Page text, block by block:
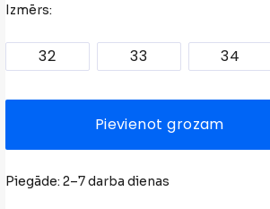
Izmērs:
32 33 34
Pievienot grozam
Piegāde: 2–7 darba dienas